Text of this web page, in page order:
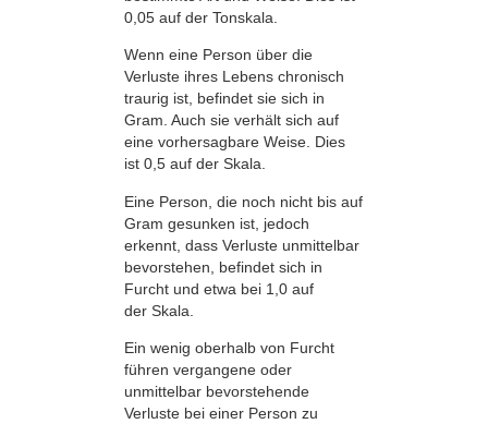
0,05 auf der Tonskala.
Wenn eine Person über die
Verluste ihres Lebens chronisch
traurig ist, befindet sie sich in
Gram. Auch sie verhält sich auf
eine vorhersagbare Weise. Dies
ist 0,5 auf der Skala.
Eine Person, die noch nicht bis auf
Gram gesunken ist, jedoch
erkennt, dass Verluste unmittelbar
bevorstehen, befindet sich in
Furcht und etwa bei 1,0 auf
der Skala.
Ein wenig oberhalb von Furcht
führen vergangene oder
unmittelbar bevorstehende
Verluste bei einer Person zu